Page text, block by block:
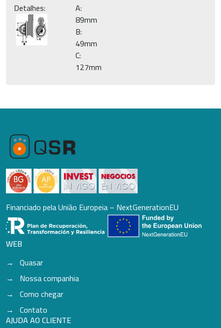
Detalhes:
A:
89mm
B:
49mm
C:
127mm
Financiado pela União Europeia – NextGenerationEU
WEB
Quasar
Nossa companhia
Como chegar
Contato
AJUDA AO CLIENTE